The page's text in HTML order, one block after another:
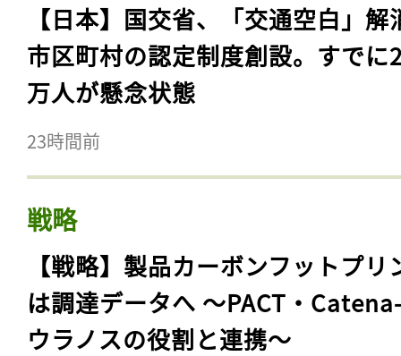
【日本】国交省、「交通空白」解
市区町村の認定制度創設。すでに
万人が懸念状態
23時間前
戦略
【戦略】製品カーボンフットプリ
は調達データへ 〜PACT・
ウラノスの役割と連携〜